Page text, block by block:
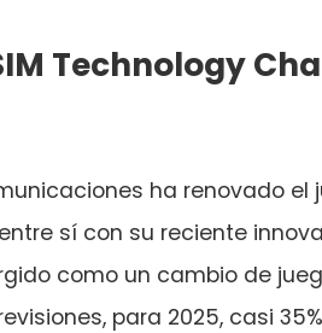
Technology
ha renovado
sí con su reciente
como un cambio de
para 2025, casi